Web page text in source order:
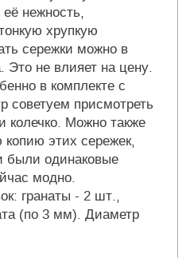
нежность,
хрупкую
сережки можно в
не влияет на цену.
в комплекте с
советуем присмотреть
колечко. Можно также
копию этих сережек,
были одинаковые
модно.
гранаты - 2 шт.,
(по 3 мм). Диаметр